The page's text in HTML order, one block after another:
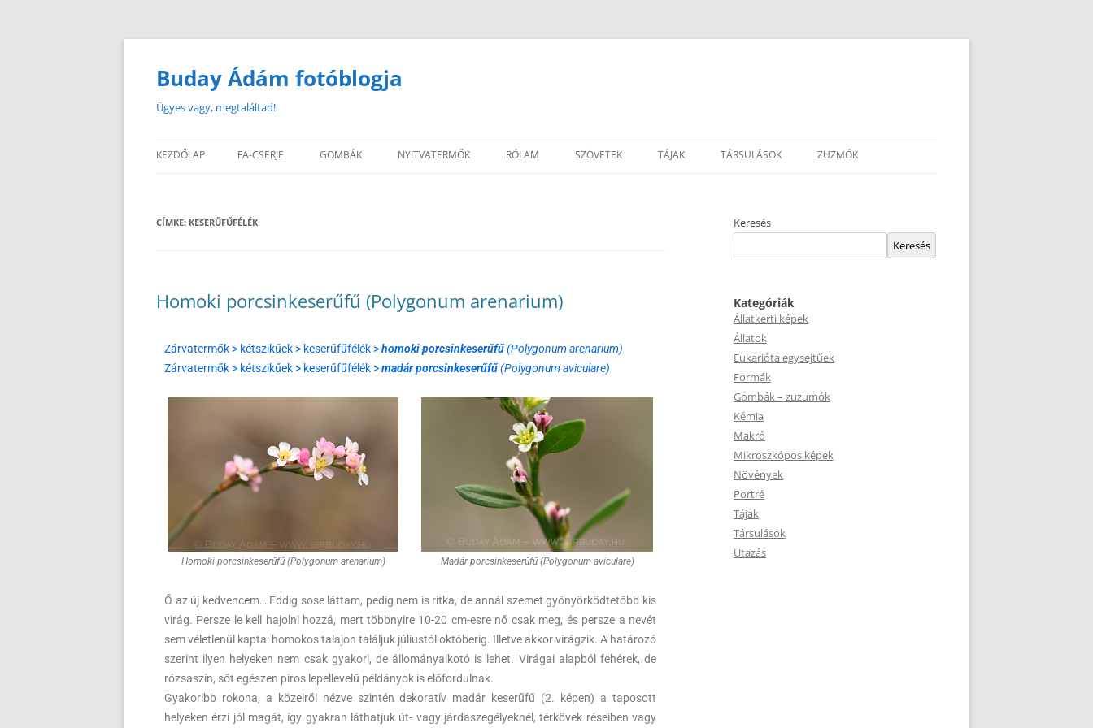
Buday Ádám fotóblogja
Ügyes vagy, megtaláltad!
KEZDŐLAP FA-CSERJE GOMBÁK NYITVATERMŐK RÓLAM SZÖVETEK TÁJAK TÁRSULÁSOK ZUZMÓK
CÍMKE: KESERŰFŰFÉLÉK
Homoki porcsinkeserűfű (Polygonum arenarium)
Zárvatermők > kétszikűek > keserűfűfélék >homoki porcsinkeserűfű(Polygonum arenarium)
Zárvatermők > kétszikűek > keserűfűfélék >madár porcsinkeserűfű(Polygonum aviculare)
Homoki porcsinkeserűfű (Polygonum arenarium) Madár porcsinkeserűfű (Polygonum aviculare)
Ő az új kedvencem… Eddig sose láttam, pedig nem is ritka, de annál szemet gyönyörködtetőbb kis
virág. Persze le kell hajolni hozzá, mert többnyire 10-20 cm-esre nő csak meg, és persze a nevét
sem véletlenül kapta: homokos talajon találjuk júliustól októberig. Illetve akkor virágzik. A határozó
szerint ilyen helyeken nem csak gyakori, de állományalkotó is lehet. Virágai alapból fehérek, de
rózsaszín, sőt egészen piros lepellevelű példányok is előfordulnak.
Gyakoribb rokona, a közelről nézve szintén dekoratív madár keserűfű (2. képen) a taposott
helyeken érzi jól magát, így gyakran láthatjuk út- vagy járdaszegélyeknél, térkövek réseiben vagy
Keresés
Keresés
Kategóriák
Állatkerti képek
Állatok
Eukarióta egysejtűek
Formák
Gombák – zuzumók
Kémia
Makró
Mikroszkópos képek
Növények
Portré
Tájak
Társulások
Utazás